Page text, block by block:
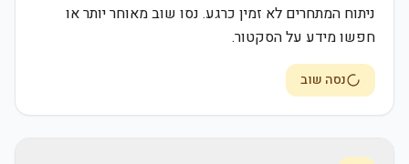
ניתוח המתחרים לא זמין כרגע. נסו שוב מאוחר יותר או
חפשו מידע על הסקטור.
נסה שוב